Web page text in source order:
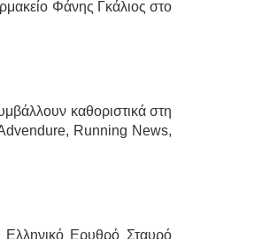
Φάνης Γκάλιος στο
καθοριστικά στη
Running News,
Ελληνικό Ερυθρό Σταυρό